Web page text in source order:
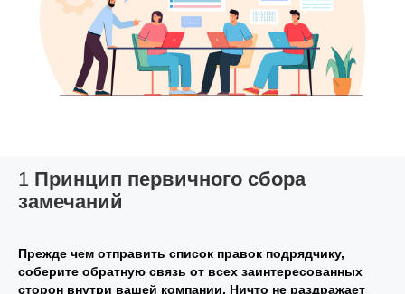
1 Принцип первичного сбора
замечаний
Прежде чем отправить список правок подрядчику,
соберите обратную связь от всех заинтересованных
сторон внутри вашей компании. Ничто не раздражает